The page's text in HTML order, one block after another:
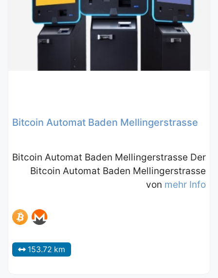
Bitcoin Automat Baden Mellingerstrasse
Bitcoin Automat Baden Mellingerstrasse Der
Bitcoin Automat Baden Mellingerstrasse
von mehr Info
153.72 km